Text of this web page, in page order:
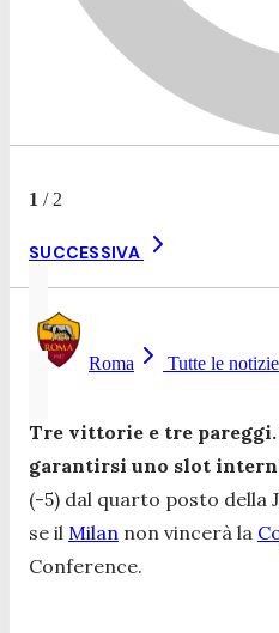
1 / 2
SUCCESSIVA
Roma Tutte le
Tre vittorie e tre pareggi.
garantirsi uno slot
(-5) dal quarto posto della
se il Milan non vincerà la
Conference.